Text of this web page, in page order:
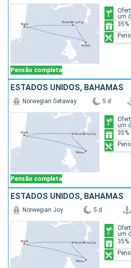
Pensão completa
um
ESTADOS UNIDOS, BAHAMAS
Pensão completa
Norwegian Getaway 5 d
um
ESTADOS UNIDOS, BAHAMAS
Norwegian Joy 5 d
um